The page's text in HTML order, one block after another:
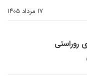
۱۷ مرداد ۱۴۰۵
روراستی